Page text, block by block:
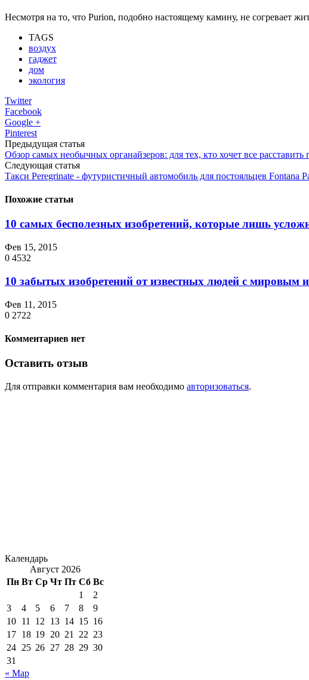
Несмотря на то, что Purion, подобно настоящему камину, не согревает
TAGS
воздух
гаджет
дом
экология
Twitter
Facebook
Google +
Pinterest
Предыдущая статья
Обзор самых необычных органайзеров: для тех, кто хочет все расставить
Следующая статья
Такси Peregrinate - футуристичный автомобиль для постояльцев Fontana
Похожие статьи
10 самых бесполезных изобретений, которые лишь
Фев 15, 2015
0 4532
10 забытых изобретений от известных людей с мировым
Фев 11, 2015
0 2722
Комментариев нет
Оставить отзыв
Для отправки комментария вам необходимо авторизоваться.
Календарь
Август 2026
Пн Вт Ср Чт Пт Сб Вс
1
2
3
4 5 6 7 8
9
10 11 12 13 14 15 16
17 18 19 20 21 22 23
24 25 26 27 28 29 30
31
« Мар